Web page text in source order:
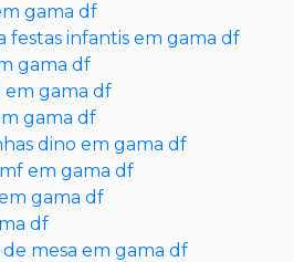
gama df
festas infantis em gama df
gama df
em gama df
gama df
dino em gama df
em gama df
gama df
df
mesa em gama df